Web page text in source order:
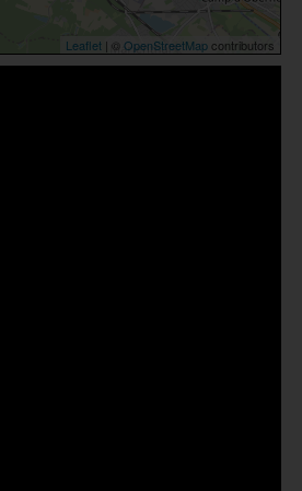
Leaflet| © OpenStreetMapcontributors